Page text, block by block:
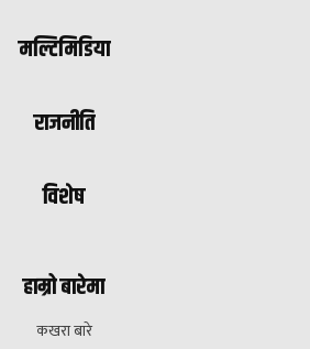
मल्टिमिडिया
राजनीति
विशेष
हाम्रो बारेमा
कखरा बारे